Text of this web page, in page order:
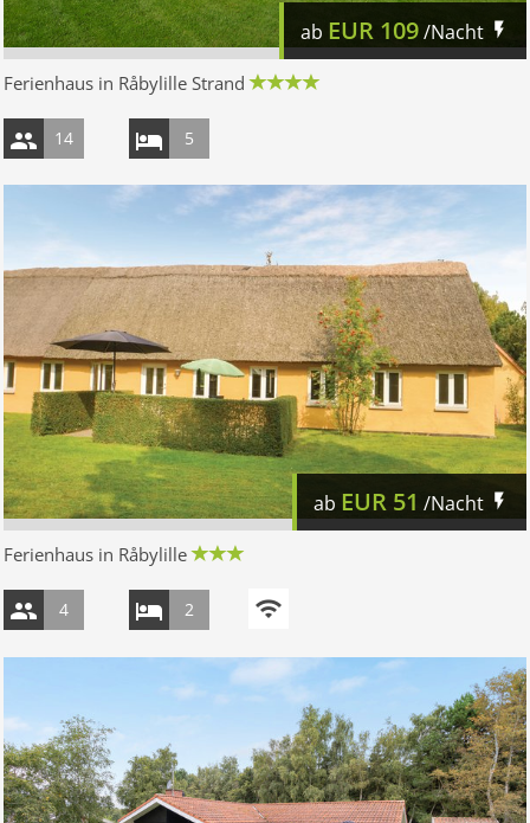
ab EUR 109/Nacht
Ferienhaus in Råbylille Strand
14 5
ab EUR 51 /Nacht
Ferienhaus in Råbylille
4 2